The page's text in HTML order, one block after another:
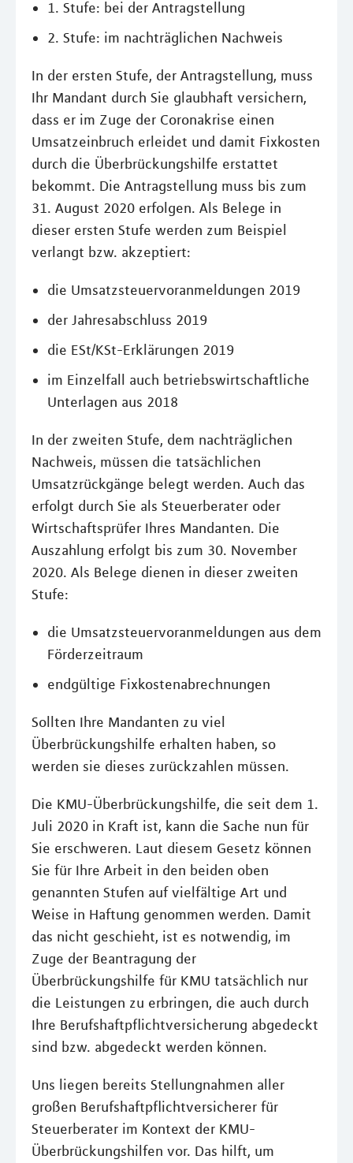
1. Stufe: bei der Antragstellung
2. Stufe: im nachträglichen Nachweis
In der ersten Stufe, der Antragstellung, muss
Ihr Mandant durch Sie glaubhaft versichern,
dass er im Zuge der Coronakrise einen
Umsatzeinbruch erleidet und damit Fixkosten
durch die Überbrückungshilfe erstattet
bekommt. Die Antragstellung muss bis zum
31. August 2020 erfolgen. Als Belege in
dieser ersten Stufe werden zum Beispiel
verlangt bzw. akzeptiert:
die Umsatzsteuervoranmeldungen 2019
der Jahresabschluss 2019
die ESt/KSt-Erklärungen 2019
im Einzelfall auch betriebswirtschaftliche
Unterlagen aus 2018
In der zweiten Stufe, dem nachträglichen
Nachweis, müssen die tatsächlichen
Umsatzrückgänge belegt werden. Auch das
erfolgt durch Sie als Steuerberater oder
Wirtschaftsprüfer Ihres Mandanten. Die
Auszahlung erfolgt bis zum 30. November
2020. Als Belege dienen in dieser zweiten
Stufe:
die Umsatzsteuervoranmeldungen aus dem
Förderzeitraum
endgültige Fixkostenabrechnungen
Sollten Ihre Mandanten zu viel
Überbrückungshilfe erhalten haben, so
werden sie dieses zurückzahlen müssen.
Die KMU-Überbrückungshilfe, die seit dem 1.
Juli 2020 in Kraft ist, kann die Sache nun für
Sie erschweren. Laut diesem Gesetz können
Sie für Ihre Arbeit in den beiden oben
genannten Stufen auf vielfältige Art und
Weise in Haftung genommen werden. Damit
das nicht geschieht, ist es notwendig, im
Zuge der Beantragung der
Überbrückungshilfe für KMU tatsächlich nur
die Leistungen zu erbringen, die auch durch
Ihre Berufshaftpflichtversicherung abgedeckt
sind bzw. abgedeckt werden können.
Uns liegen bereits Stellungnahmen aller
großen Berufshaftpflichtversicherer für
Steuerberater im Kontext der KMU-
Überbrückungshilfen vor. Das hilft, um